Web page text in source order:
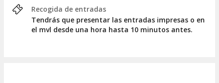
Recogida de entradas
Tendrás que presentar las entradas impresas o en
el mvl desde una hora hasta 10 minutos antes.